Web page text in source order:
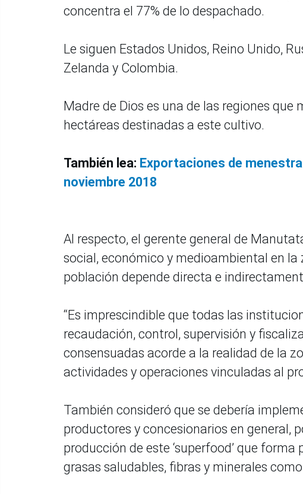
concentra el 77% de lo despachado.
Le siguen Estados Unidos, Reino Unido,
Zelanda y Colombia.
Madre de Dios es una de las regiones
hectáreas destinadas a este cultivo.
También lea: Exportaciones de
noviembre 2018
Al respecto, el gerente general de
social, económico y medioambiental en
población depende directa e
“Es imprescindible que todas las
recaudación, control, supervisión y
consensuadas acorde a la realidad de la
actividades y operaciones vinculadas al
También consideró que se debería
productores y concesionarios en general,
producción de este ‘superfood’ que
grasas saludables, fibras y minerales